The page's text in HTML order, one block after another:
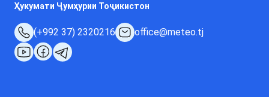
Ҳукумати Ҷумҳурии Тоҷикистон
(+992 37) 2320216 office@meteo.tj